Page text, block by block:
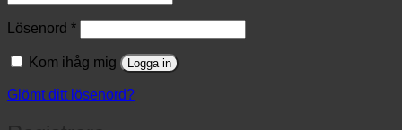
Lösenord *Obligatoriskt
Kom ihåg mig Logga in
Glömt ditt lösenord?